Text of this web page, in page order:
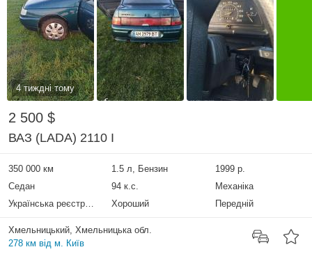
4 тиждні тому
2 500 $
ВАЗ (LADA) 2110 I
350 000 км 1.5 л, Бензин
1999 р.
Седан
94 к.с.
Механіка
Українська реєстрація
Хороший Передній
Хмельницький, Хмельницька обл.
278 км від м. Київ